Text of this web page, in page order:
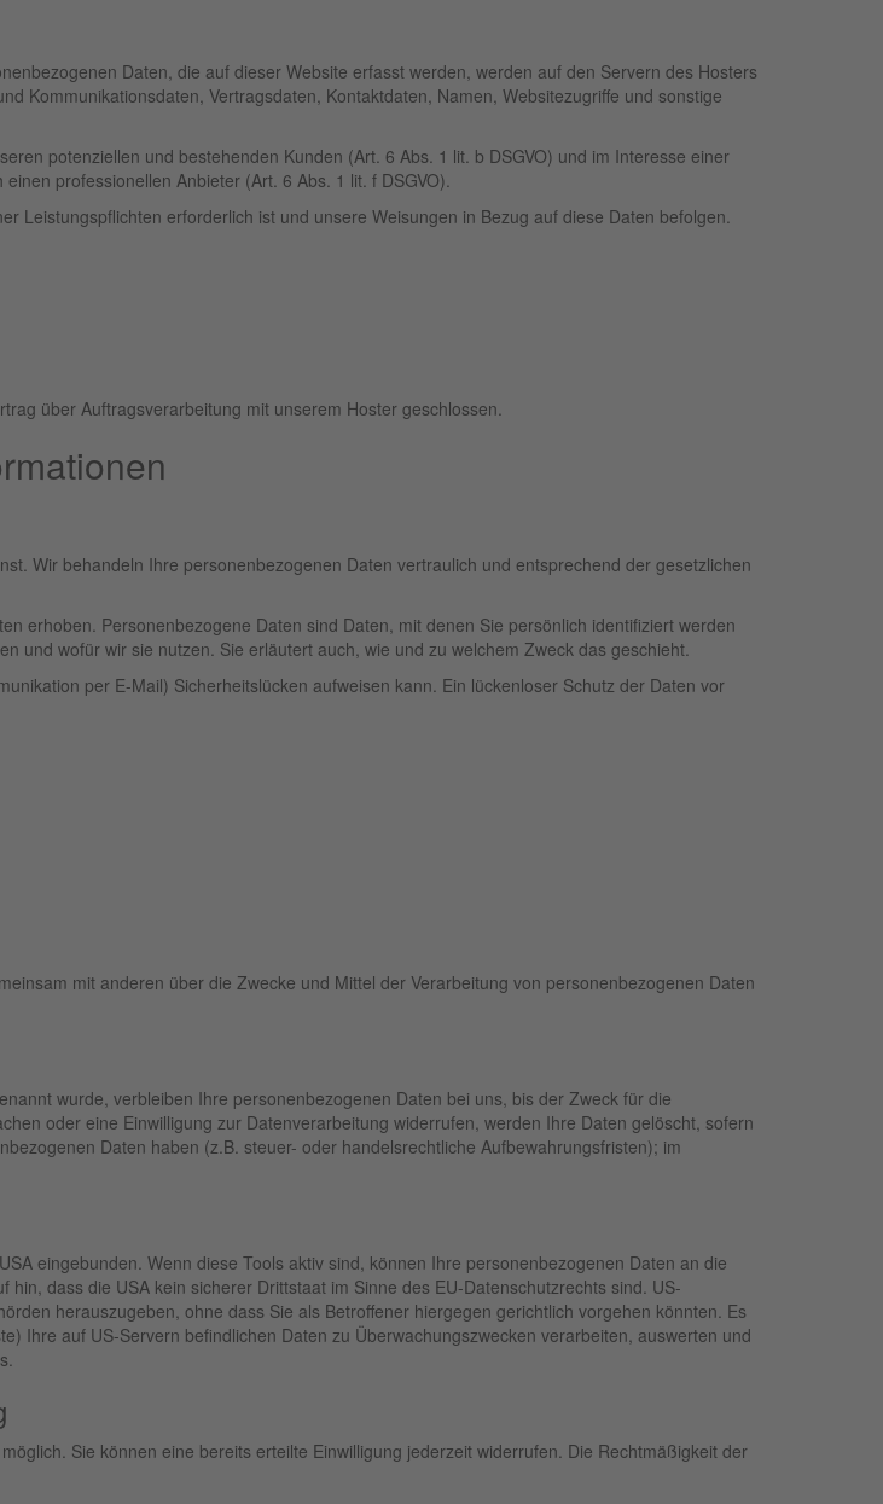
Daten, die auf dieser Website erfasst werden, werden auf den Servern des Hosters
Kommunikationsdaten, Vertragsdaten, Kontaktdaten, Namen, Websitezugriffe und sonstige
potenziellen und bestehenden Kunden (Art. 6 Abs. 1 lit. b DSGVO) und im Interesse einer
professionellen Anbieter (Art. 6 Abs. 1 lit. f DSGVO).
Leistungspflichten erforderlich ist und unsere Weisungen in Bezug auf diese Daten befolgen.
über Auftragsverarbeitung mit unserem Hoster geschlossen.
Wir behandeln Ihre personenbezogenen Daten vertraulich und entsprechend der gesetzlichen
erhoben. Personenbezogene Daten sind Daten, mit denen Sie persönlich identifiziert werden
und wofür wir sie nutzen. Sie erläutert auch, wie und zu welchem Zweck das geschieht.
per E-Mail) Sicherheitslücken aufweisen kann. Ein lückenloser Schutz der Daten vor
mit anderen über die Zwecke und Mittel der Verarbeitung von personenbezogenen Daten
wurde, verbleiben Ihre personenbezogenen Daten bei uns, bis der Zweck für die
oder eine Einwilligung zur Datenverarbeitung widerrufen, werden Ihre Daten gelöscht, sofern
Daten haben (z.B. steuer- oder handelsrechtliche Aufbewahrungsfristen); im
eingebunden. Wenn diese Tools aktiv sind, können Ihre personenbezogenen Daten an die
dass die USA kein sicherer Drittstaat im Sinne des EU-Datenschutzrechts sind. US-
herauszugeben, ohne dass Sie als Betroffener hiergegen gerichtlich vorgehen könnten. Es
Ihre auf US-Servern befindlichen Daten zu Überwachungszwecken verarbeiten, auswerten und
Sie können eine bereits erteilte Einwilligung jederzeit widerrufen. Die Rechtmäßigkeit der